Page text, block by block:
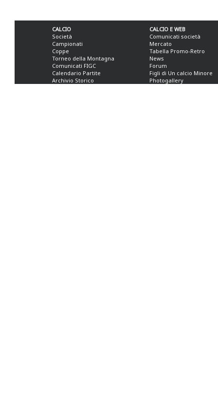
CALCIO
Società
Campionati
Coppe
Torneo della Montagna
Comunicati FIGC
Calendario Partite
Archivio Storico
CALCIO E WEB
Comunicati società
Mercato
Tabella Promo-Retro
News
Forum
Figli di Un calcio Minore
Photogallery